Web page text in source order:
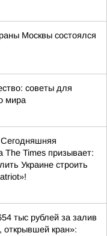
Москвы состоялся
советы для
мира
The Times призывает:
Украине строить
тыс рублей за залив
открывшей кран»: